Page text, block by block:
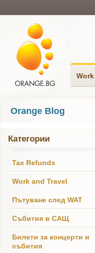
Orange Blog
Категории
Tax Refunds
Work and Travel
Пътуване след WAT
Събития в САЩ
Билети за концерти и
събития